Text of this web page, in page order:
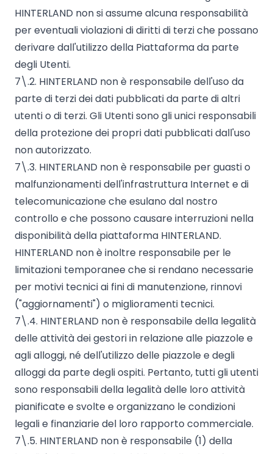
HINTERLAND non si assume alcuna responsabilità
per eventuali violazioni di diritti di terzi che possano
derivare dall'utilizzo della Piattaforma da parte
degli Utenti.
7\.2. HINTERLAND non è responsabile dell'uso da
parte di terzi dei dati pubblicati da parte di altri
utenti o di terzi. Gli Utenti sono gli unici responsabili
della protezione dei propri dati pubblicati dall'uso
non autorizzato.
7\.3. HINTERLAND non è responsabile per guasti o
malfunzionamenti dell'infrastruttura Internet e di
telecomunicazione che esulano dal nostro
controllo e che possono causare interruzioni nella
disponibilità della piattaforma HINTERLAND.
HINTERLAND non è inoltre responsabile per le
limitazioni temporanee che si rendano necessarie
per motivi tecnici ai fini di manutenzione, rinnovi
("aggiornamenti") o miglioramenti tecnici.
7\.4. HINTERLAND non è responsabile della legalità
delle attività dei gestori in relazione alle piazzole e
agli alloggi, né dell'utilizzo delle piazzole e degli
alloggi da parte degli ospiti. Pertanto, tutti gli utenti
sono responsabili della legalità delle loro attività
pianificate e svolte e organizzano le condizioni
legali e finanziarie del loro rapporto commerciale.
7\.5. HINTERLAND non è responsabile (1) della